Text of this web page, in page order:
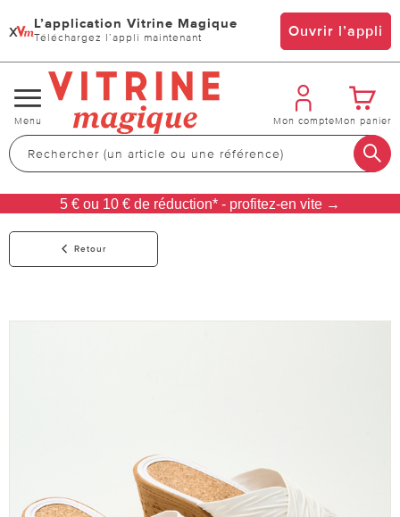
x L’application Vitrine Magique
Téléchargez l’appli maintenant Ouvrir l’appli
Changer
de
navigation
Menu Mon compteMon panier
5 € ou 10 € de réduction* - profitez-en vite →
Retour